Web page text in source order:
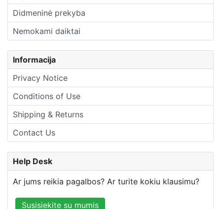
Didmeninė prekyba
Nemokami daiktai
Informacija
Privacy Notice
Conditions of Use
Shipping & Returns
Contact Us
Help Desk
Ar jums reikia pagalbos? Ar turite kokiu klausimu?
Susisiekite su mumis